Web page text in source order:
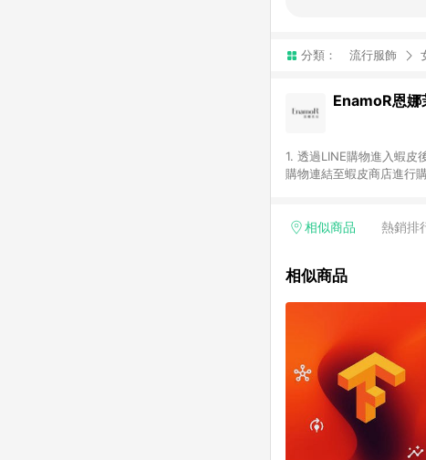
分類： 流行服飾
EnamoR恩
1. 透過LINE購物進入蝦皮
購物連結至蝦皮商店進行
數回饋請依照「蝦皮超市
物流或付款方式，將拆分
七天內於該蝦皮帳號下
以上蝦皮帳號透過LINE
以下行為將可能導致無
點擊路徑不符合回饋資
上進行申訴，恕無法贈點
前往蝦皮商店之品項，不符合回饋資格」，則不
頁)切換為 App 會造成追蹤中斷而無法進行
前往蝦皮商城，否則無法進行LINE POINTS 回饋。 / 3.
前往至蝦皮商城將購物
相似商品 熱銷排
相似商品